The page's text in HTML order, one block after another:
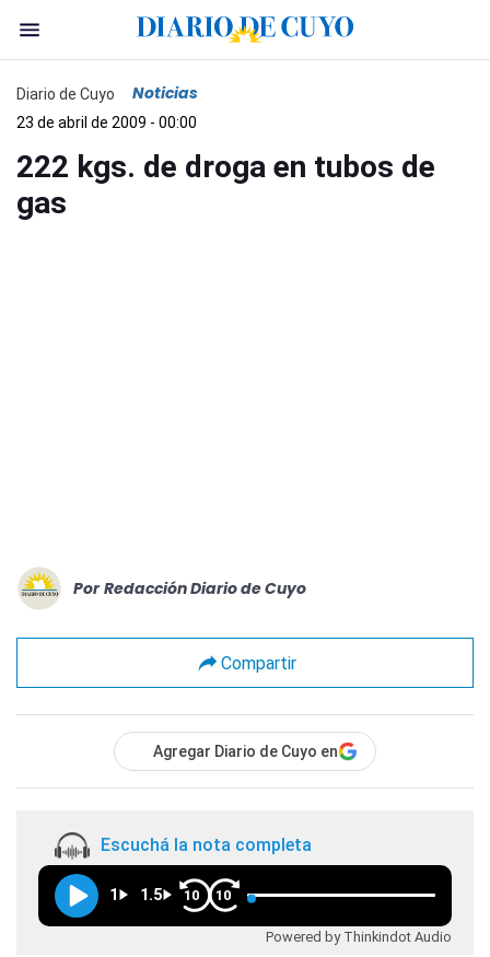
Diario de Cuyo Noticias
23 de abril de 2009 - 00:00
222 kgs. de droga en tubos de
gas
Por Redacción Diario de Cuyo
Compartir
Agregar Diario de Cuyo en
Escuchá la nota completa
1 1.5 10 10
Powered by Thinkindot Audio